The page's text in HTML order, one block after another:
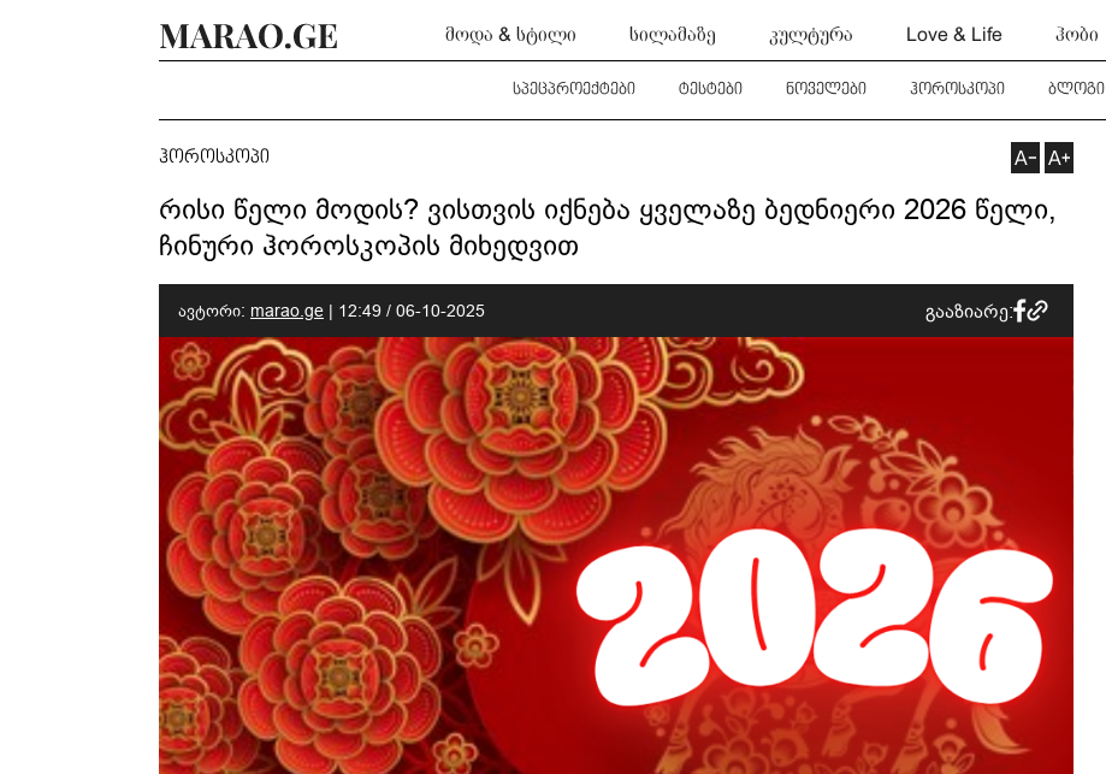
მოდა & სტილი სილამაზე კულტურა Love & Life ჰობი
სპეცპროექტები ტესტები ნოველები ჰოროსკოპი ბლოგი
ჰოროსკოპი
რისი წელი მოდის? ვისთვის იქნება ყველაზე ბედნიერი 2026 წელი,
ჩინური ჰოროსკოპის მიხედვით
ავტორი: marao.ge | 12:49 / 06-10-2025 გააზიარე: